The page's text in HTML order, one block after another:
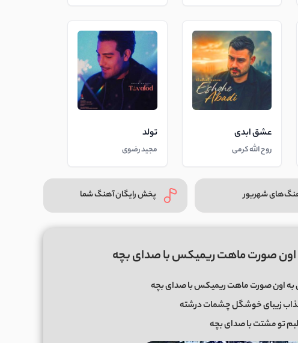
عشق ابدی
روح الله کرمی
تولد
مجید رضوی
شهریور پخش رایگان آهنگ شما
اون صورت ماهت ریمیکس با صدای بچه
به اون صورت ماهت ریمیکس با صدای بچه
زیبای خوشگل چشمات درشته
تو مشتت با صدای بچه